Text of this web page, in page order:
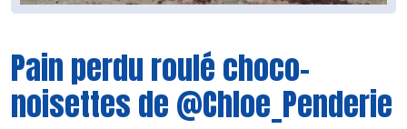
Pain perdu roulé choco-
noisettes de @Chloe_Penderie